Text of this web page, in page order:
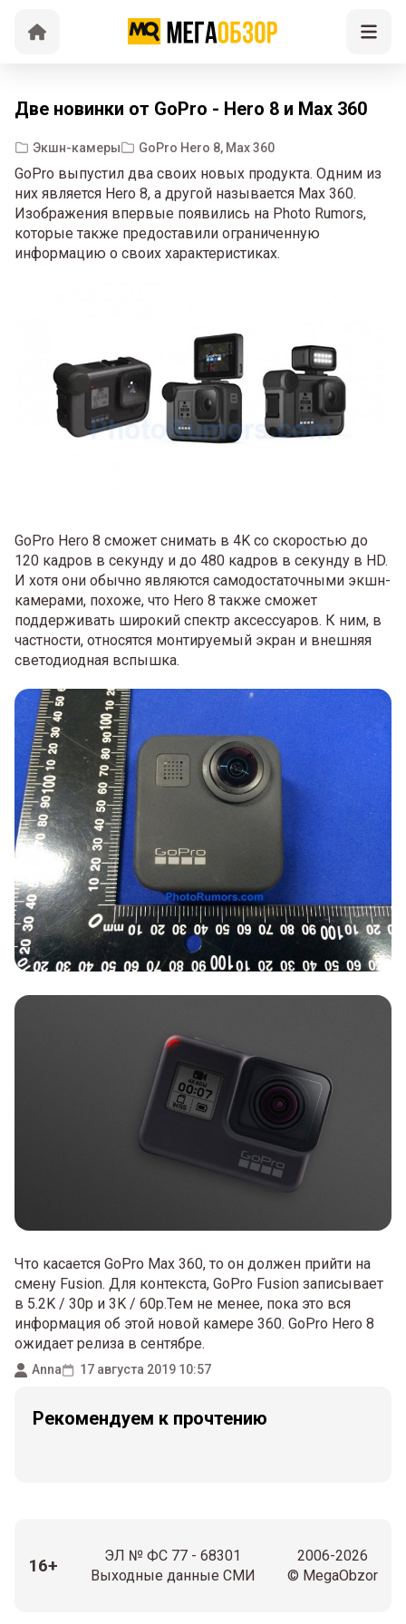
Две новинки от GoPro - Hero 8 и Max 360
Экшн-камеры GoPro Hero 8, Max 360
GoPro выпустил два своих новых продукта. Одним из
них является Hero 8, а другой называется Max 360.
Изображения впервые появились на Photo Rumors,
которые также предоставили ограниченную
информацию о своих характеристиках.
GoPro Hero 8 сможет снимать в 4K со скоростью до
120 кадров в секунду и до 480 кадров в секунду в HD.
И хотя они обычно являются самодостаточными экшн-
камерами, похоже, что Hero 8 также сможет
поддерживать широкий спектр аксессуаров. К ним, в
частности, относятся монтируемый экран и внешняя
светодиодная вспышка.
Что касается GoPro Max 360, то он должен прийти на
смену Fusion. Для контекста, GoPro Fusion записывает
в 5.2K / 30p и 3K / 60p.Тем не менее, пока это вся
информация об этой новой камере 360. GoPro Hero 8
ожидает релиза в сентябре.
Anna 17 августа 2019 10:57
Рекомендуем к прочтению
16+
ЭЛ № ФС 77 - 68301
Выходные данные СМИ
2006-2026
© MegaObzor